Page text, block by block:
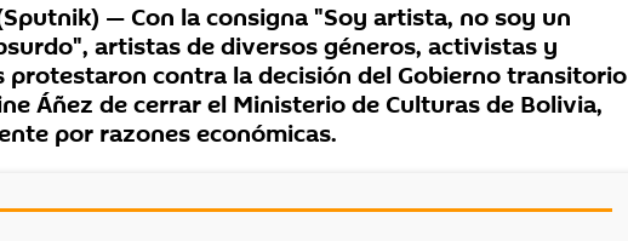
— Con la consigna "Soy artista, no soy un
artistas de diversos géneros, activistas y
protestaron contra la decisión del Gobierno transitorio
Áñez de cerrar el Ministerio de Culturas de Bolivia,
por razones económicas.